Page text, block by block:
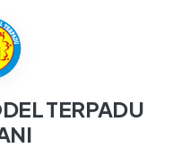
TERPADU